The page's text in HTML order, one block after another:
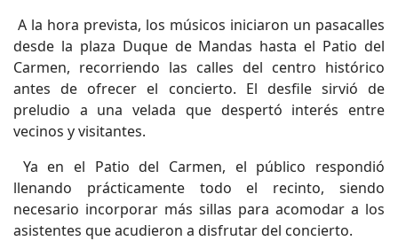
A la hora prevista, los músicos iniciaron un pasacalles
desde la plaza Duque de Mandas hasta el Patio del
Carmen, recorriendo las calles del centro histórico
antes de ofrecer el concierto. El desfile sirvió de
preludio a una velada que despertó interés entre
vecinos y visitantes.
Ya en el Patio del Carmen, el público respondió
llenando prácticamente todo el recinto, siendo
necesario incorporar más sillas para acomodar a los
asistentes que acudieron a disfrutar del concierto.